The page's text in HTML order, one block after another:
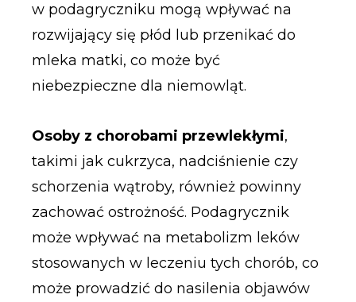
w podagryczniku mogą wpływać na
rozwijający się płód lub przenikać do
mleka matki, co może być
niebezpieczne dla niemowląt.
Osoby z chorobami przewlekłymi,
takimi jak cukrzyca, nadciśnienie czy
schorzenia wątroby, również powinny
zachować ostrożność. Podagrycznik
może wpływać na metabolizm leków
stosowanych w leczeniu tych chorób, co
może prowadzić do nasilenia objawów